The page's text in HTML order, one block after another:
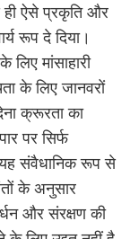
ही ऐसे प्रकृति और
रूप दे दिया।
मांसाहारी
के लिए जानवरों
क्रूरता का
पर सिर्फ
यह संवैधानिक रूप से
के अनुसार
और संरक्षण की